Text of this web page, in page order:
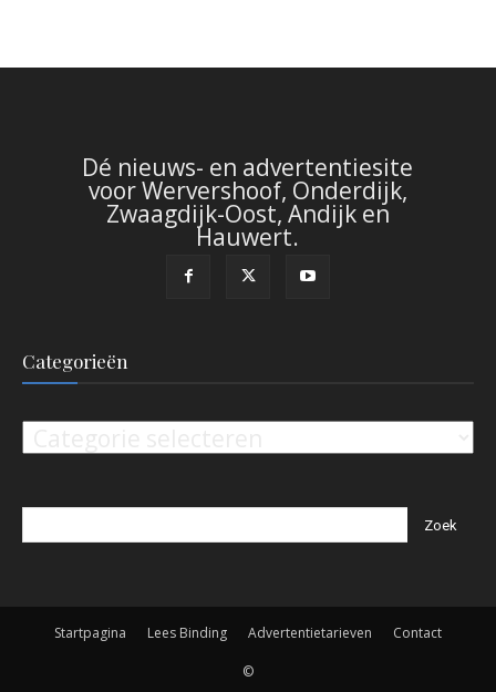
Dé nieuws- en advertentiesite
voor Wervershoof, Onderdijk,
Zwaagdijk-Oost, Andijk en
Hauwert.
Categorieën
Categorieën
Startpagina Lees Binding Advertentietarieven Contact
©